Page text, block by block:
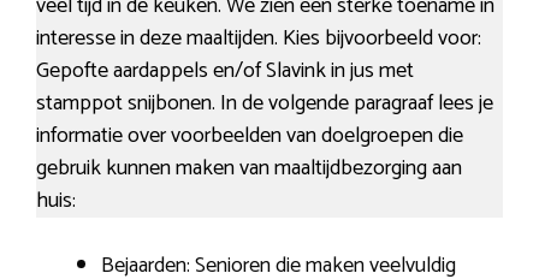
interesse in deze maaltijden. Kies bijvoorbeeld voor:
Gepofte aardappels en/of Slavink in jus met
stamppot snijbonen. In de volgende paragraaf lees je
informatie over voorbeelden van doelgroepen die
gebruik kunnen maken van maaltijdbezorging aan
huis:
Bejaarden: Senioren die maken veelvuldig